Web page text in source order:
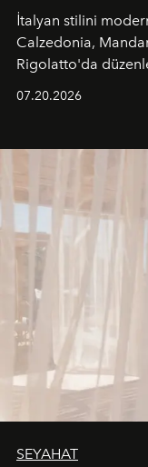
İtalyan stilini
Calzedonia,
Rigolatto'da
07.20.2026
SEYAHAT